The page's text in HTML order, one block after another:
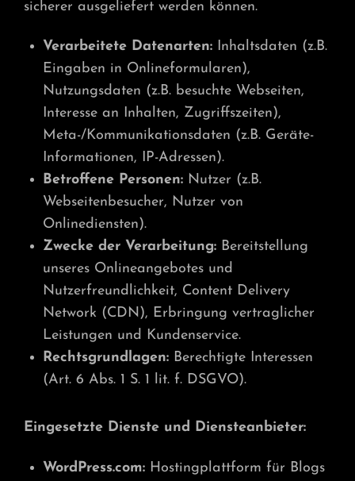
sicherer ausgeliefert werden können.
Verarbeitete Datenarten:Inhaltsdaten (z.B.
Eingaben in Onlineformularen),
Nutzungsdaten (z.B. besuchte Webseiten,
Interesse an Inhalten, Zugriffszeiten),
Meta-/Kommunikationsdaten (z.B. Geräte-
Informationen, IP-Adressen).
Betroffene Personen:Nutzer (z.B.
Webseitenbesucher, Nutzer von
Onlinediensten).
Zwecke der Verarbeitung:Bereitstellung
unseres Onlineangebotes und
Nutzerfreundlichkeit, Content Delivery
Network (CDN), Erbringung vertraglicher
Leistungen und Kundenservice.
Rechtsgrundlagen:Berechtigte Interessen
(Art. 6 Abs. 1 S. 1 lit. f. DSGVO).
Eingesetzte Dienste und Diensteanbieter:
WordPress.com:Hostingplattform für Blogs